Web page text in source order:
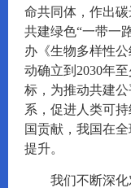
命共同体，作出
共建绿色“一带一
办《生物多样性
动确立到2030年
标，为推动共建
系，促进人类可
国贡献，我国在
提升。
我们不断深